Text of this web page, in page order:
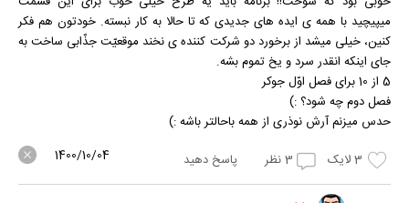
میپیچید با همه ی ایده های جدیدی که تا حالا به کار نبسته. خودتون هم فکر
کنین، خیلی میشد از برخورد دو شرکت کننده ی نخند موقعیّت جذّابی ساخت به
جای اینکه انقدر سرد و یخ تموم بشه.
5 از 10 برای فصل اوّل جوکر
فصل دوم چه شود؟ :)
حدس میزنم آرش نوذری از همه باحالتر باشه :)
3لایک 3نظر پاسخ دهید 1400/10/04